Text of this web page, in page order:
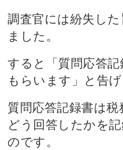
調査官には紛失した
ました。
すると「質問応答
もらいます」と告げ
質問応答記録書は
どう回答したかを
のです。